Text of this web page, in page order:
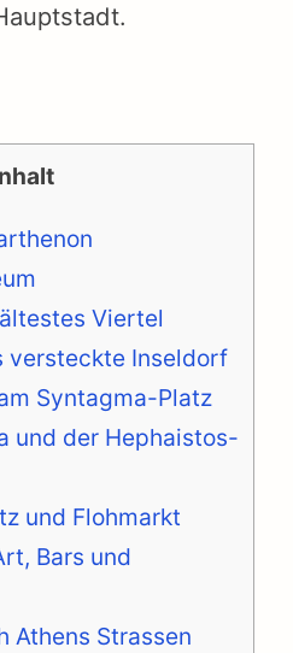
Viertel
versteckte Inseldorf
Syntagma-Platz
und der Hephaistos-
und Flohmarkt
Bars und
Athens Strassen